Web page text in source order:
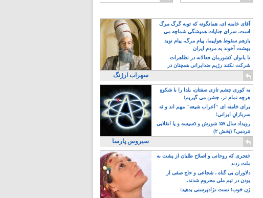
آقای خامنه ای، همانگونه که توبه گرگ مرگ
است، سزای جنایات همیشگی شماچه می
تواند باشد؟!
بازهم سقوط هواپیما، پیام مرگ، پیام نوید
بهشت آخوند به مردم ایران
تا بانوان کشورمان فعالانه در تظاهرات
شرکت نکنند رژیم ضدایرانی همچنان در
قدرت باقی خواهدماند
سهراب ارژنگ
به کوری چشم تازی صفتان، یلدا را با شکوهِ
هرچه تمام تر، جشن می گیریم!
برای خامنه ای "اَعراب شیعه" مهم اند و نَه
سربازانِ ایرانی!
رویداد سال ۵۷؛ شورش و دَسیسه و یا انقلابی
مَردمی؟ (بَخش ۲)
سیروس پارسا
خنجری که روحانی و اصلاح طلبان از پشت به
ملت زدند
دلاوران بی گناه ، شجاعی و حاج صفی از
بودن در تیم ملی محروم شدند.
ژن خوب! تست نژادپرستی بدهید!